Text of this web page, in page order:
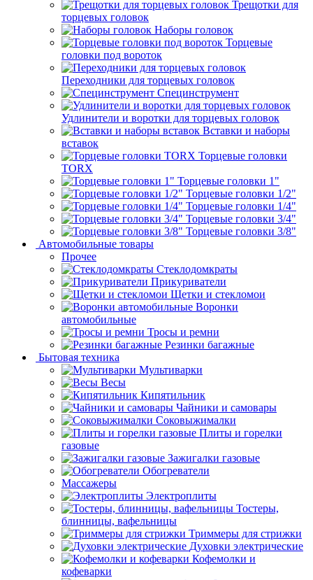
Трещотки для
торцевых головок
Наборы головок
Торцевые
головки под вороток
Переходники для торцевых головок
Специнструмент
Удлинители и воротки для торцевых головок
Вставки и наборы
вставок
Торцевые головки
TORX
Торцевые головки 1"
Торцевые головки 1/2"
Торцевые головки 1/4"
Торцевые головки 3/4"
Торцевые головки 3/8"
Автомобильные товары
Прочее
Стеклодомкраты
Прикуриватели
Щетки и стекломои
Воронки
автомобильные
Тросы и ремни
Резинки багажные
Бытовая техника
Мультиварки
Весы
Кипятильник
Чайники и самовары
Соковыжималки
Плиты и горелки
газовые
Зажигалки газовые
Обогреватели
Массажеры
Электроплиты
Тостеры,
блинницы, вафельницы
Триммеры для стрижки
Духовки электрические
Кофемолки и
кофеварки